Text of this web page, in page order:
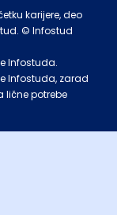
karijere, deo
© Infostud
Infostuda.
Infostuda, zarad
lične potrebe